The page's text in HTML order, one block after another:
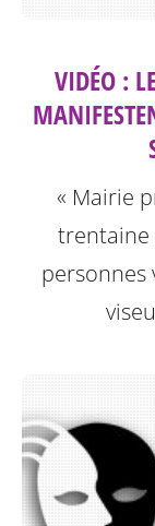
VIDÉO :
« Mairie
trentaine
personnes